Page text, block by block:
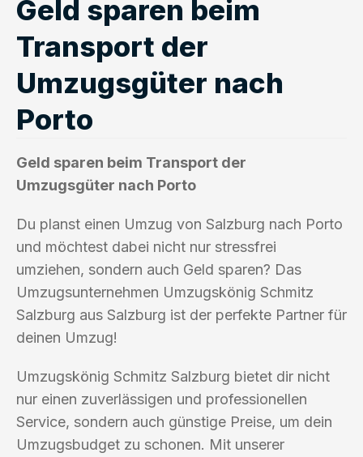
Geld sparen beim
Transport der
Umzugsgüter nach
Porto
Geld sparen beim Transport der
Umzugsgüter nach Porto
Du planst einen Umzug von Salzburg nach Porto
und möchtest dabei nicht nur stressfrei
umziehen, sondern auch Geld sparen? Das
Umzugsunternehmen Umzugskönig Schmitz
Salzburg aus Salzburg ist der perfekte Partner für
deinen Umzug!
Umzugskönig Schmitz Salzburg bietet dir nicht
nur einen zuverlässigen und professionellen
Service, sondern auch günstige Preise, um dein
Umzugsbudget zu schonen. Mit unserer